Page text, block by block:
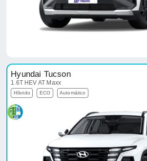
Hyundai Tucson
1.6T HEV AT Maxx
Híbrido ECO Automático